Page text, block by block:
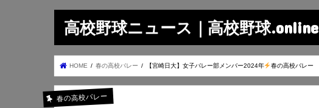
高校野球ニュース｜高校野球.online
HOME 春の高校バレー 【宮崎日大】女子バレー部メンバー2024年 春の高校バレー
春の高校バレー